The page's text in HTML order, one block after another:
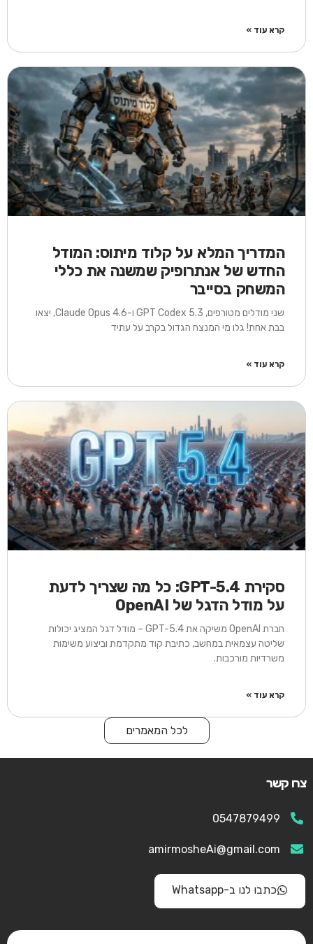
קרא עוד »
המדריך המלא על קלוד מיתוס: המודל
החדש של אנתרופיק שמשנה את כללי
המשחק בסייבר
שני מודלים מטורפים, GPT Codex 5.3 ו-Claude Opus 4.6, יצאו
בבת אחת! גלו מי המנצח הגדול בקרב על עתיד
קרא עוד »
סקירת GPT-5.4: כל מה שצריך לדעת
על מודל הדגל של OpenAI
חברת OpenAI משיקה את GPT-5.4 – מודל דגל המציג יכולות
שליטה עצמאית במחשב, כתיבת קוד מתקדמת וביצוע משימות
משרדיות מורכבות.
קרא עוד »
לכל המאמרים
צרו קשר
0547879499
amirmosheAi@gmail.com
כתבו לנו ב-Whatsapp